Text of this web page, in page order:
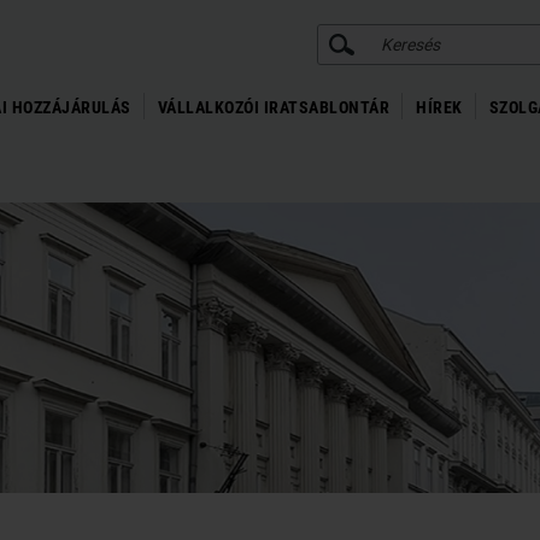
KERESÉS
HOZZÁJÁRULÁS VÁLLALKOZÓI IRATSABLONTÁR HÍREK